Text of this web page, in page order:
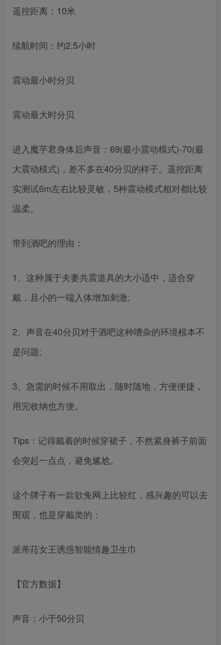
遥控距离：10米
续航时间：约2.5小时
震动最小时分贝
震动最大时分贝
进入魔芋君身体后声音：69(最小震动模式)-70(最
大震动模式)，差不多在40分贝的样子。遥控距离
实测试6m左右比较灵敏，5种震动模式相对都比较
温柔。
带到酒吧的理由：
1、这种属于夫妻共震道具的大小适中，适合穿
戴，且小的一端入体增加刺激;
2、声音在40分贝对于酒吧这种嘈杂的环境根本不
是问题;
3、急需的时候不用取出，随时随地，方便便捷，
用完收纳也方便。
Tips：记得戴着的时候穿裙子，不然紧身裤子前面
会突起一点点，避免尴尬。
这个牌子有一款欲兔网上比较红，感兴趣的可以去
围观，也是穿戴类的：
派蒂菈女王诱惑智能情趣卫生巾
【官方数据】
声音：小于50分贝